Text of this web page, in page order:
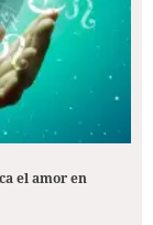
el amor en